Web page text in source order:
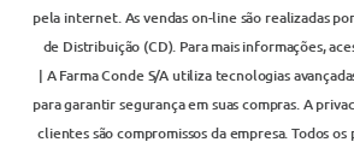
pela internet. As vendas on-line são realizadas
de Distribuição (CD). Para mais informações,
| A Farma Conde S/A utiliza tecnologias
para garantir segurança em suas compras. A
clientes são compromissos da empresa. Todos